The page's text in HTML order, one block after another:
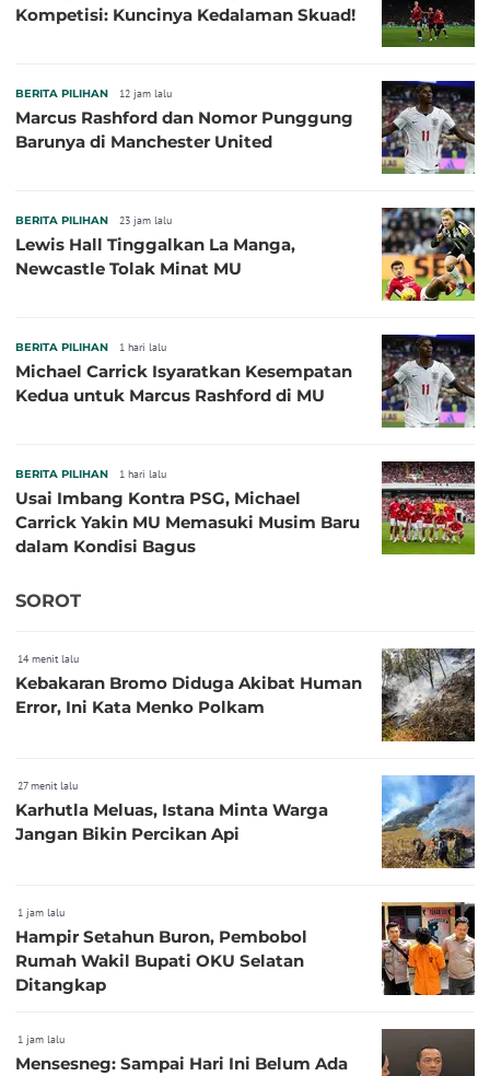
Kompetisi: Kuncinya Kedalaman Skuad!
BERITA PILIHAN 12 jam lalu
Marcus Rashford dan Nomor Punggung
Barunya di Manchester United
BERITA PILIHAN 23 jam lalu
Lewis Hall Tinggalkan La Manga,
Newcastle Tolak Minat MU
BERITA PILIHAN 1 hari lalu
Michael Carrick Isyaratkan Kesempatan
Kedua untuk Marcus Rashford di MU
BERITA PILIHAN 1 hari lalu
Usai Imbang Kontra PSG, Michael
Carrick Yakin MU Memasuki Musim Baru
dalam Kondisi Bagus
SOROT
14 menit lalu
Kebakaran Bromo Diduga Akibat Human
Error, Ini Kata Menko Polkam
27 menit lalu
Karhutla Meluas, Istana Minta Warga
Jangan Bikin Percikan Api
1 jam lalu
Hampir Setahun Buron, Pembobol
Rumah Wakil Bupati OKU Selatan
Ditangkap
1 jam lalu
Mensesneg: Sampai Hari Ini Belum Ada